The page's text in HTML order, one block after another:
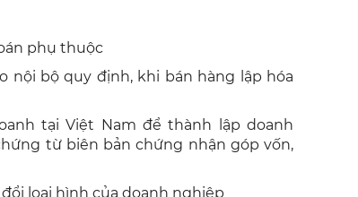
phụ thuộc
nội bộ quy định, khi bán hàng lập hóa
tại Việt Nam để thành lập doanh
từ biên bản chứng nhận góp vốn,
loại hình của doanh nghiệp